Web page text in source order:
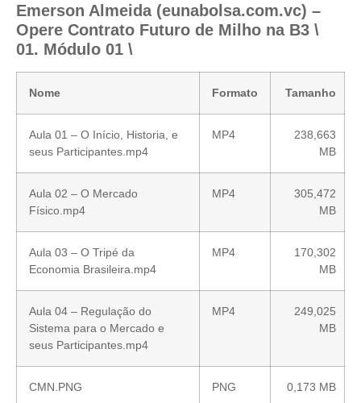
Emerson Almeida (eunabolsa.com.vc) –
Opere Contrato Futuro de Milho na B3 \
01. Módulo 01 \
Nome Formato Tamanho
Aula 01 – O Início, Historia, e
seus Participantes.mp4
MP4
238,663
MB
Aula 02 – O Mercado
Físico.mp4
MP4
305,472
MB
Aula 03 – O Tripé da
Economia Brasileira.mp4
MP4
170,302
MB
Aula 04 – Regulação do
Sistema para o Mercado e
seus Participantes.mp4
MP4
249,025
MB
CMN.PNG PNG 0,173 MB